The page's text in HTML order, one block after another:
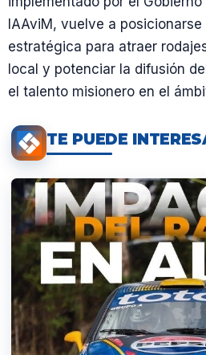
IAAviM, vuelve a
estratégica para atraer
local y potenciar la difusión
el talento misionero en el
TE PUEDE